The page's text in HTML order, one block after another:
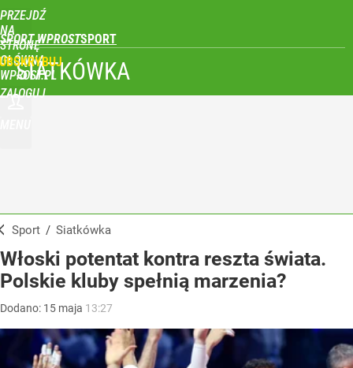
PRZEJDŹ
NA
STRONĘ
GŁÓWNĄ
WPROST.PL
SPORT WPROST
ZALOGUJ
SIATKÓWKA
Sport / Siatkówka
Włoski potentat kontra reszta świata.
Polskie kluby spełnią marzenia?
Dodano: 15 maja 13:27